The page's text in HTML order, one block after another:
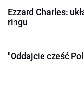
Ezzard Charles:
ringu
"Oddajcie cześć